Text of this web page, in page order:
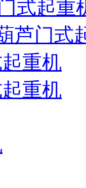
式起重
芦门式
重机
重机